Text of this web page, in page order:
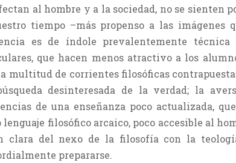
al hombre y a la sociedad, no se
tiempo –más propenso a las
es de índole prevalentemente
que hacen menos atractivo a los
multitud de corrientes filosóficas
desinteresada de la verdad; la
de una ense­ñanza poco actualizada,
lenguaje filosófico arcaico, poco accesible al
clara del nexo de la filosofía con la
prepararse.